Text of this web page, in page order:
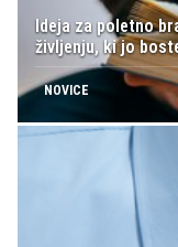
Ideja za poletno
življenju, ki jo
NOVICE